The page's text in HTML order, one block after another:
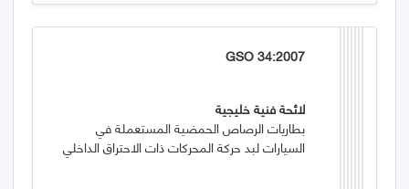
GSO 34:2007
لائحة فنية خليجية
بطاريات الرصاص الحمضية المستعملة في
السيارات لبد حركة المحركات ذات الاحتراق الداخلي